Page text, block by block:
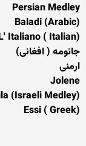
Persian Medley
(Baladi (Arabic
(L' Italiano ( Italian
جانومه ( افغانی)
ارمنی
Jolene
(Hava Nagila (Israeli Medley
(Essi ( Greek